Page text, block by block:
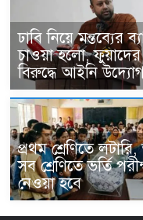
ঢাবি নিয়ে মন্তব্যের
চাওয়া হলো, ফুয়াদের
বিরুদ্ধে আইনি
প্রথম শ্রেণিতে
সব শ্রেণিতে ভর্তি
নেওয়া হবে